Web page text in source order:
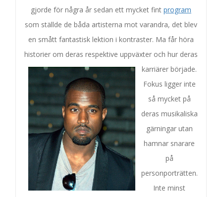
gjorde för några år sedan ett mycket fint program
som ställde de båda artisterna mot varandra, det blev
en smått fantastisk lektion i kontraster. Ma får höra
historier om deras respektive uppväxter och hur deras
karriärer började.
Fokus ligger inte
så mycket på
deras musikaliska
gärningar utan
hamnar snarare
på
personporträtten.
Inte minst